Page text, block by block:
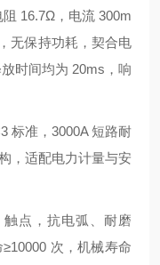
阻 16.7Ω，电流 300m
无保持功耗，契合电
时间均为 20ms，响
标准，3000A 短路耐
，适配电力计量与安
触点，抗电弧、耐磨
次，机械寿命